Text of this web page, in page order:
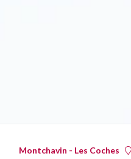
Montchavin - Les Coches